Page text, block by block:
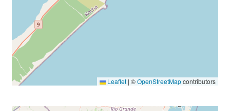
Leaflet | ©OpenStreetMapcontributors